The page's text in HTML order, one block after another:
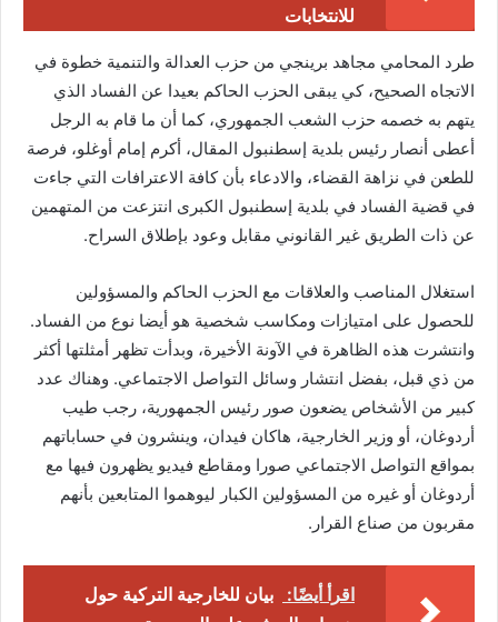
للانتخابات
طرد المحامي مجاهد برينجي من حزب العدالة والتنمية خطوة في
الاتجاه الصحيح، كي يبقى الحزب الحاكم بعيدا عن الفساد الذي
يتهم به خصمه حزب الشعب الجمهوري، كما أن ما قام به الرجل
أعطى أنصار رئيس بلدية إسطنبول المقال، أكرم إمام أوغلو، فرصة
للطعن في نزاهة القضاء، والادعاء بأن كافة الاعترافات التي جاءت
في قضية الفساد في بلدية إسطنبول الكبرى انتزعت من المتهمين
عن ذات الطريق غير القانوني مقابل وعود بإطلاق السراح.
استغلال المناصب والعلاقات مع الحزب الحاكم والمسؤولين
للحصول على امتيازات ومكاسب شخصية هو أيضا نوع من الفساد.
وانتشرت هذه الظاهرة في الآونة الأخيرة، وبدأت تظهر أمثلتها أكثر
من ذي قبل، بفضل انتشار وسائل التواصل الاجتماعي. وهناك عدد
كبير من الأشخاص يضعون صور رئيس الجمهورية، رجب طيب
أردوغان، أو وزير الخارجية، هاكان فيدان، وينشرون في حساباتهم
بمواقع التواصل الاجتماعي صورا ومقاطع فيديو يظهرون فيها مع
أردوغان أو غيره من المسؤولين الكبار ليوهموا المتابعين بأنهم
مقربون من صناع القرار.
اقرأ أيضًا:
بيان للخارجية التركية حول